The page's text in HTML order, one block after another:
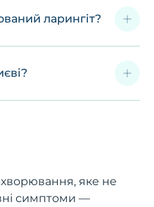
ларингіт?
яке не
симптоми —